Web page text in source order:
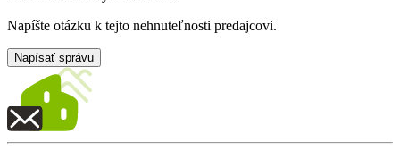
Napíšte otázku k tejto nehnuteľnosti predajcovi.
Napísať správu